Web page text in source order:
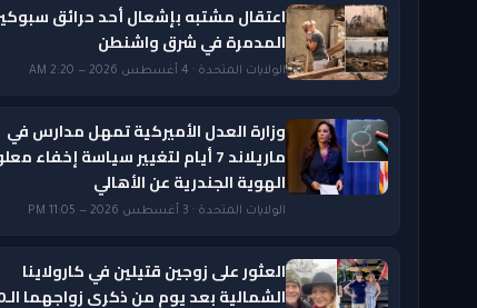
اعتقال مشتبه بإشعال أحد حرائق
المدمرة في شرق واشنطن
الولايات المتحدة · 4 أغسطس 2026 — 2:20 AM
وزارة العدل الأميركية تمهل مدارس في
ماريلاند 7 أيام لتغيير سياسة إخفاء
الهوية الجندرية عن الأهالي
الولايات المتحدة · 3 أغسطس 2026 — 11:05 PM
العثور على زوجين قتيلين في كارولاينا